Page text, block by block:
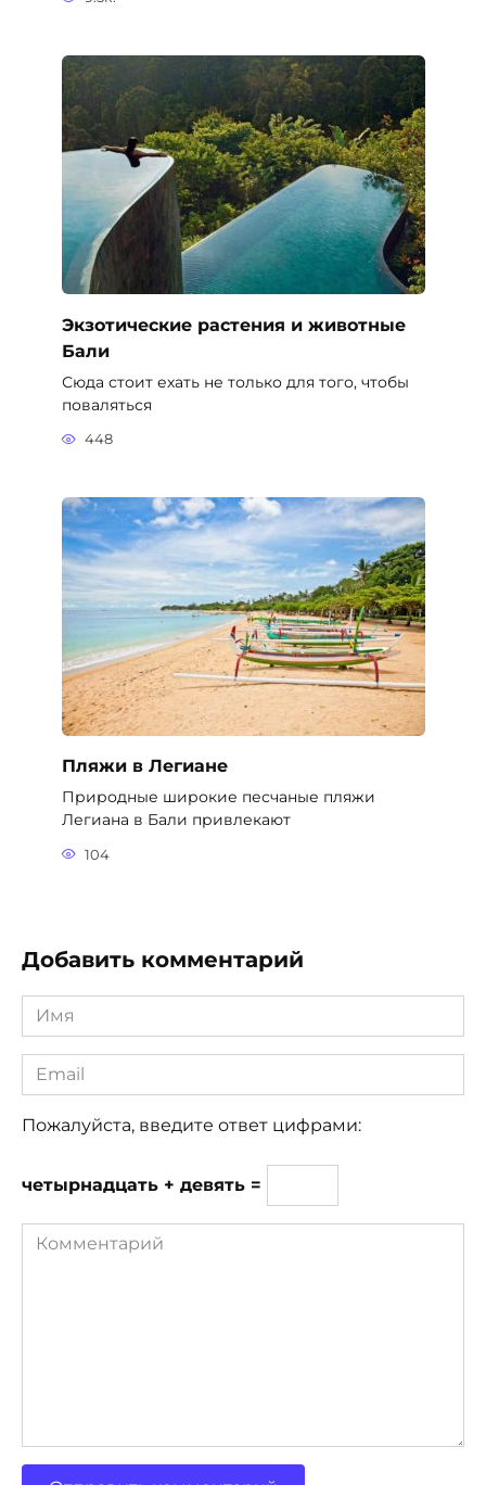
Экзотические растения и животные
Бали
Сюда стоит ехать не только для того, чтобы
поваляться
448
Пляжи в Легиане
Природные широкие песчаные пляжи
Легиана в Бали привлекают
104
Добавить комментарий
Имя
*
Email
*
Пожалуйста, введите ответ цифрами:
четырнадцать + девять =
Комментарий